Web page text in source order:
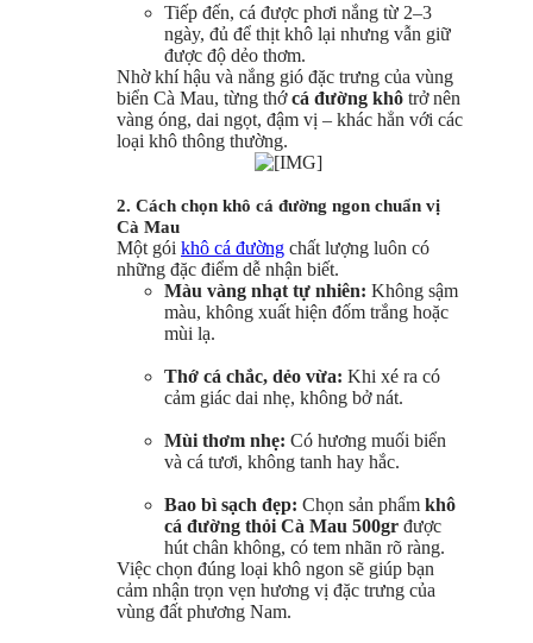
Tiếp đến, cá được phơi nắng từ 2–3
ngày, đủ để thịt khô lại nhưng vẫn giữ
được độ dẻo thơm.
Nhờ khí hậu và nắng gió đặc trưng của vùng
biển Cà Mau, từng thớcá đường khô trở nên
vàng óng, dai ngọt, đậm vị – khác hẳn với các
loại khô thông thường.
​
2. Cách chọn khô cá đường ngon chuẩn vị
Cà Mau
Một gói khô cá đường chất lượng luôn có
những đặc điểm dễ nhận biết.
Màu vàng nhạt tự nhiên: Không sậm
màu, không xuất hiện đốm trắng hoặc
mùi lạ.
Thớ cá chắc, dẻo vừa: Khi xé ra có
cảm giác dai nhẹ, không bở nát.
Mùi thơm nhẹ: Có hương muối biển
và cá tươi, không tanh hay hắc.
Bao bì sạch đẹp: Chọn sản phẩm khô
cá đường thỏi Cà Mau 500gr được
hút chân không, có tem nhãn rõ ràng.
Việc chọn đúng loại khô ngon sẽ giúp bạn
cảm nhận trọn vẹn hương vị đặc trưng của
vùng đất phương Nam.